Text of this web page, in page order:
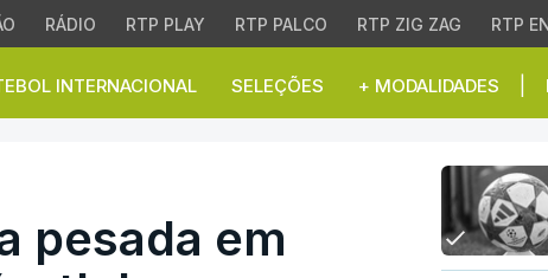
RÁDIO RTP PLAY RTP PALCO RTP ZIG ZAG RTP
INTERNACIONAL SELEÇÕES + MODALIDADES
em Inglaterra
pesada em